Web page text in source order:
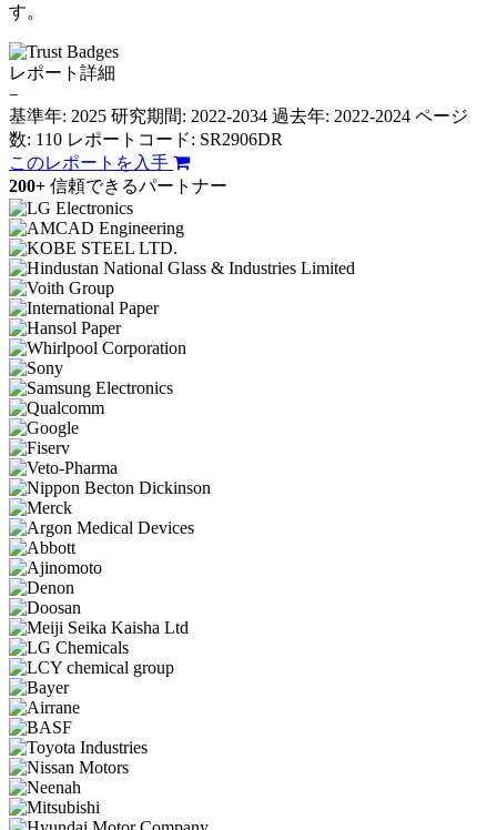
す。
レポート詳細
−
基準年: 2025 研究期間: 2022-2034 過去年: 2022-2024 ページ
数: 110 レポートコード: SR2906DR
このレポートを入手
200+ 信頼できるパートナー